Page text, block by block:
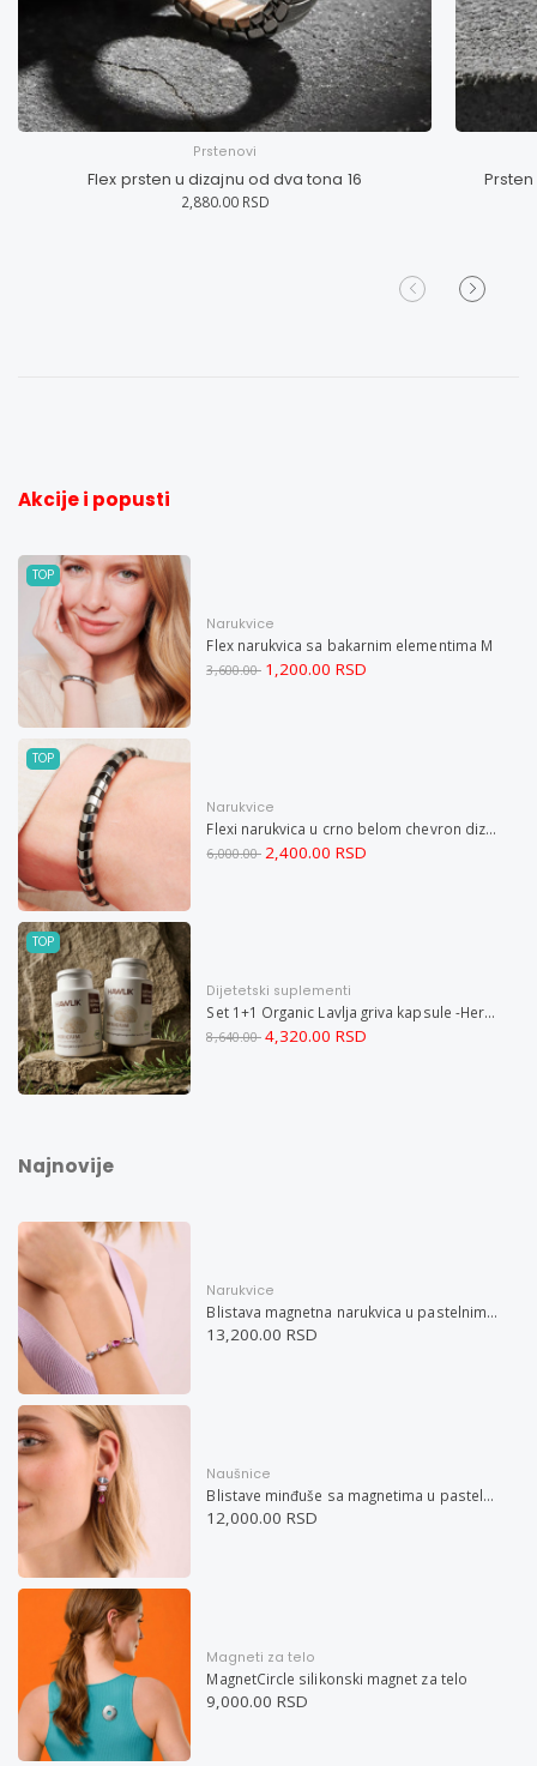
Prstenovi
Flex prsten u dizajnu od dva tona 16
2,880.00 RSD
Akcije i popusti
TOP
Narukvice
Flex narukvica sa bakarnim elementima M
3,600.00 1,200.00 RSD
TOP
Narukvice
Flexi narukvica u crno belom chevron dizajnu M
6,000.00 2,400.00 RSD
TOP
Dijetetski suplementi
Set 1+1 Organic Lavlja griva kapsule -Hericium ekstrakt 60
8,640.00 4,320.00 RSD
Najnovije
Narukvice
Blistava magnetna narukvica u pastelnim bojama
13,200.00 RSD
Naušnice
Blistave minđuše sa magnetima u pastelnim bojama
12,000.00 RSD
Magneti za telo
MagnetCircle silikonski magnet za telo
9,000.00 RSD